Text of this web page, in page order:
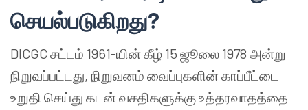
செயல்படுகிறது?
DICGC சட்டம் 1961-யின் கீழ் 15 ஜூலை 1978 அன்று
நிறுவப்பட்டது, நிறுவனம் வைப்புகளின் காப்பீட்டை
உறுதி செய்து கடன் வசதிகளுக்கு உத்தரவாதத்தை